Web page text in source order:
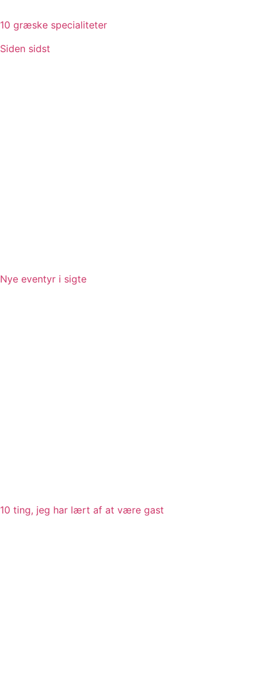
10 græske specialiteter
Siden sidst
Nye eventyr i sigte
10 ting, jeg har lært af at være gast